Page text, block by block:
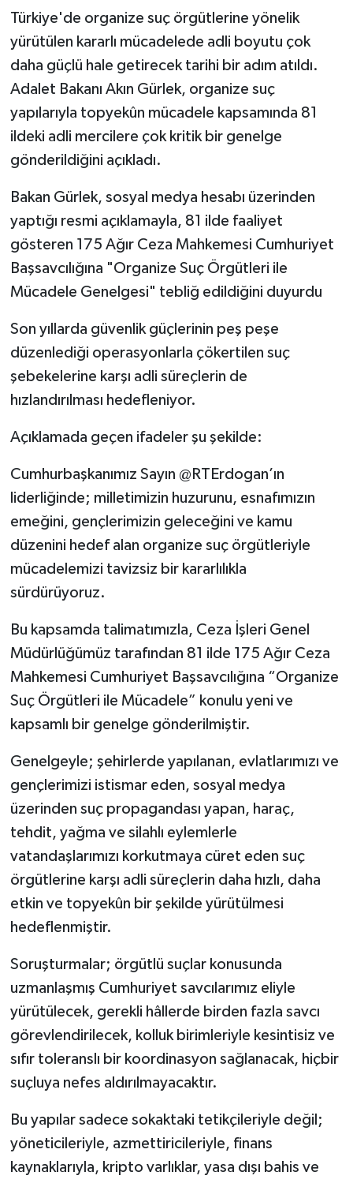
Türkiye'de organize suç örgütlerine yönelik
yürütülen kararlı mücadelede adli boyutu çok
daha güçlü hale getirecek tarihi bir adım atıldı.
Adalet Bakanı Akın Gürlek, organize suç
yapılarıyla topyekûn mücadele kapsamında 81
ildeki adli mercilere çok kritik bir genelge
gönderildiğini açıkladı.
Bakan Gürlek, sosyal medya hesabı üzerinden
yaptığı resmi açıklamayla, 81 ilde faaliyet
gösteren 175 Ağır Ceza Mahkemesi Cumhuriyet
Başsavcılığına "Organize Suç Örgütleri ile
Mücadele Genelgesi" tebliğ edildiğini duyurdu
Son yıllarda güvenlik güçlerinin peş peşe
düzenlediği operasyonlarla çökertilen suç
şebekelerine karşı adli süreçlerin de
hızlandırılması hedefleniyor.
Açıklamada geçen ifadeler şu şekilde:
Cumhurbaşkanımız Sayın @RTErdogan’ın
liderliğinde; milletimizin huzurunu, esnafımızın
emeğini, gençlerimizin geleceğini ve kamu
düzenini hedef alan organize suç örgütleriyle
mücadelemizi tavizsiz bir kararlılıkla
sürdürüyoruz.
Bu kapsamda talimatımızla, Ceza İşleri Genel
Müdürlüğümüz tarafından 81 ilde 175 Ağır Ceza
Mahkemesi Cumhuriyet Başsavcılığına “Organize
Suç Örgütleri ile Mücadele” konulu yeni ve
kapsamlı bir genelge gönderilmiştir.
Genelgeyle; şehirlerde yapılanan, evlatlarımızı ve
gençlerimizi istismar eden, sosyal medya
üzerinden suç propagandası yapan, haraç,
tehdit, yağma ve silahlı eylemlerle
vatandaşlarımızı korkutmaya cüret eden suç
örgütlerine karşı adli süreçlerin daha hızlı, daha
etkin ve topyekûn bir şekilde yürütülmesi
hedeflenmiştir.
Soruşturmalar; örgütlü suçlar konusunda
uzmanlaşmış Cumhuriyet savcılarımız eliyle
yürütülecek, gerekli hâllerde birden fazla savcı
görevlendirilecek, kolluk birimleriyle kesintisiz ve
sıfır toleranslı bir koordinasyon sağlanacak, hiçbir
suçluya nefes aldırılmayacaktır.
Bu yapılar sadece sokaktaki tetikçileriyle değil;
yöneticileriyle, azmettiricileriyle, finans
kaynaklarıyla, kripto varlıklar, yasa dışı bahis ve
RESMİ İLANLAR
Spor
Tarihi Yapılarımız
Teknoloji
Türkiye
Yerel
İletişim
Künye